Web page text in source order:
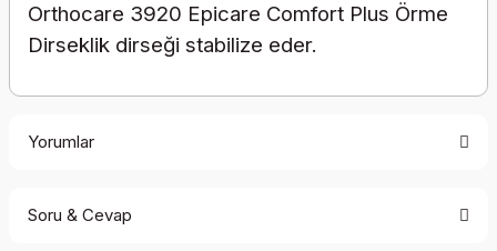
Orthocare 3920 Epicare Comfort Plus Örme
Dirseklik dirseği stabilize eder.
Yorumlar
Soru & Cevap